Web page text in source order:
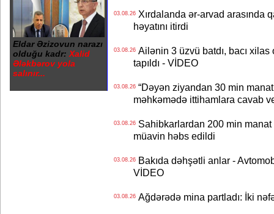
Eldar Əzizovun narazı
olduğu kadr: Xalid
Ələkbərov yola
salınır...
03.08.26Xırdalanda ər-arvad arasında
həyatını itirdi
03.08.26Ailənin 3 üzvü batdı, bacı xilas
tapıldı - VİDEO
03.08.26“Dəyən ziyandan 30 min
məhkəmədə ittihamlara cavab
03.08.26Sahibkarlardan 200 min manat
müavin həbs edildi
03.08.26Bakıda dəhşətli anlar -
VİDEO
03.08.26Ağdərədə mina partladı: İki